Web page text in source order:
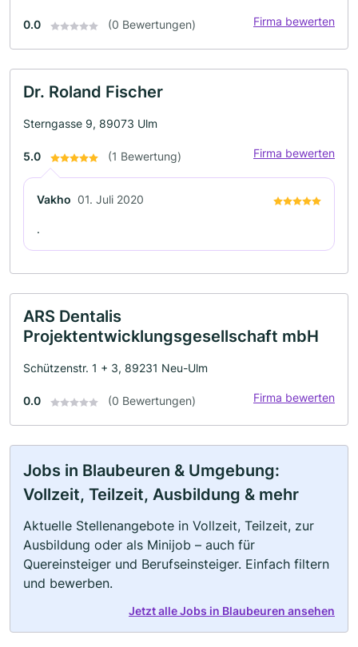
0.0 (0 Bewertungen) Firma bewerten
Dr. Roland Fischer
Sterngasse 9, 89073 Ulm
5.0 (1 Bewertung) Firma bewerten
Vakho 01. Juli 2020
.
ARS Dentalis
Projektentwicklungsgesellschaft mbH
Schützenstr. 1 + 3, 89231 Neu-Ulm
0.0 (0 Bewertungen) Firma bewerten
Jobs in Blaubeuren & Umgebung:
Vollzeit, Teilzeit, Ausbildung & mehr
Aktuelle Stellenangebote in Vollzeit, Teilzeit, zur
Ausbildung oder als Minijob – auch für
Quereinsteiger und Berufseinsteiger. Einfach filtern
und bewerben.
Jetzt alle Jobs in Blaubeuren ansehen